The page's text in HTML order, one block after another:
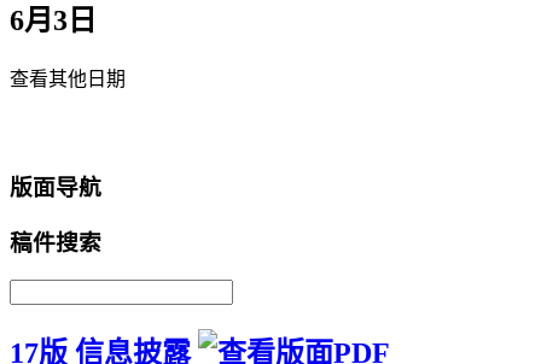
6月3日
查看其他日期
版面导航
稿件搜索
17版 信息披露